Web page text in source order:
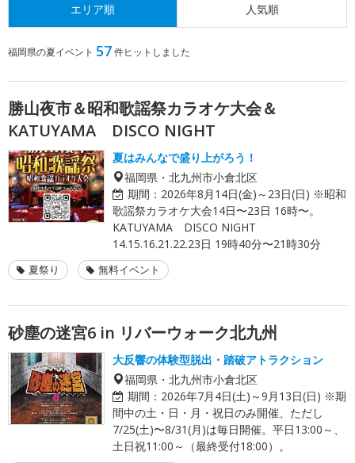
エリア順 人気順
福岡県の夏イベント 57件ヒットしました
勝山夜市＆昭和歌謡祭カラオケ大会＆
KATUYAMA DISCO NIGHT
夏はみんなで盛り上がろう！
福岡県・北九州市小倉北区
期間： 2026年8月14日(金)～23日(日) ※昭和
歌謡祭カラオケ大会14日〜23日 16時〜。
KATUYAMA DISCO NIGHT
14.15.16.21.22.23日 19時40分〜21時30分
夏祭り 無料イベント
砂塵の迷宮6 in リバーウォーク北九州
大反響の体験型脱出・踏破アトラクション
福岡県・北九州市小倉北区
期間： 2026年7月4日(土)～9月13日(日) ※期
間中の土・日・月・祝日のみ開催、ただし
7/25(土)〜8/31(月)は毎日開催。平日13:00～、
土日祝11:00～（最終受付18:00）。